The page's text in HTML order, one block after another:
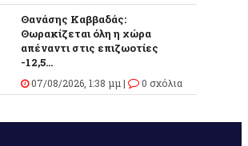
Θανάσης Καββαδάς:
Θωρακίζεται όλη η χώρα
απέναντι στις επιζωοτίες
-12,5...
07/08/2026, 1:38 μμ | 0 σχόλια